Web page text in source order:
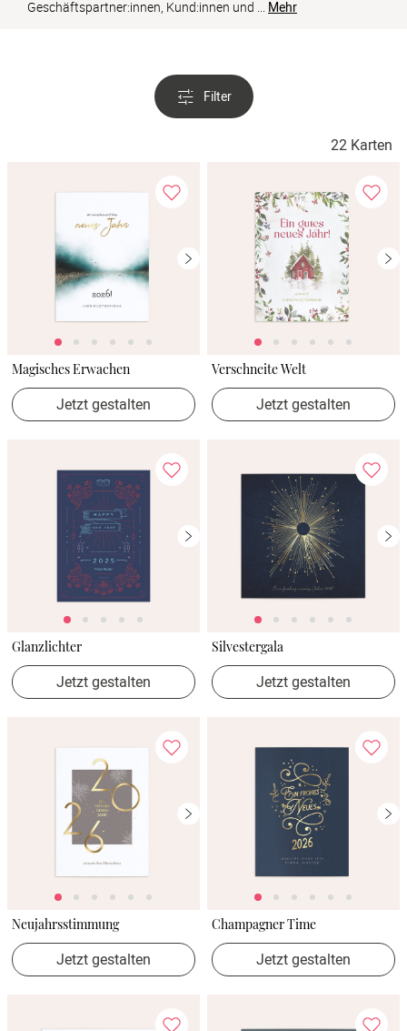
Geschäftspartner:innen, Kund:innen und
Mehr
Filter
22 Karten
Magisches Erwachen
Jetzt gestalten
Verschneite Welt
Jetzt gestalten
Glanzlichter
Jetzt gestalten
Silvestergala
Jetzt gestalten
Neujahrsstimmung
Jetzt gestalten
Champagner Time
Jetzt gestalten